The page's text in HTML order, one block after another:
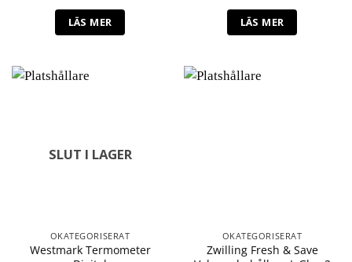
LÄS MER LÄS MER
SLUT I LAGER
OKATEGORISERAT
Westmark Termometer
OKATEGORISERAT
Zwilling Fresh & Save